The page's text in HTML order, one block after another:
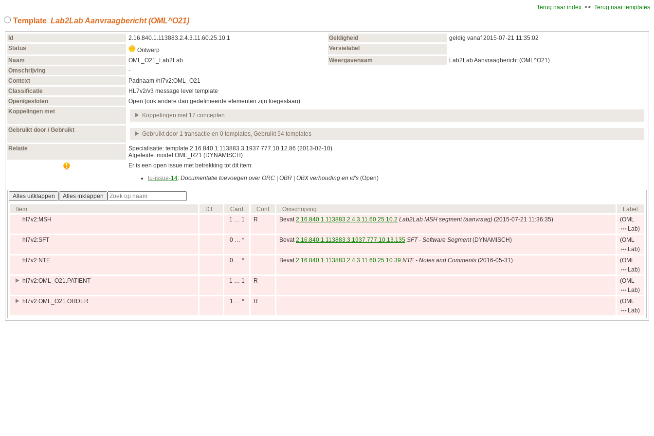
Terug naar index << Terug naar templates
Template Lab2Lab Aanvraagbericht (OML^O21)
Id 2.16.840.1.113883.2.4.3.11.60.25.10.1 Geldigheid
geldig vanaf 2015‑07‑21 11:35:02
Status
Ontwerp
Versielabel
Naam
OML_O21_Lab2Lab Weergavenaam
Lab2Lab Aanvraagbericht (OML^O21)
Omschrijving
-
Context
Padnaam /hl7v2:OML_O21
Classificatie
HL7v2/v3 message level template
Open/gesloten
Open (ook andere dan gedefinieerde elementen zijn toegestaan)
Koppelingen met
Koppelingen met 17 concepten
Gebruikt door / Gebruikt
Gebruikt door 1 transactie en 0 templates, Gebruikt 54 templates
Relatie Specialisatie: template 2.16.840.1.113883.3.1937.777.10.12.86 (2013‑02‑10)
Afgeleide: model OML_R21 (DYNAMISCH)
Er is een open issue met betrekking tot dit item:
lu-issue-14: Documentatie toevoegen over ORC | OBR | OBX verhouding en id's (Open)
Alles uitklappen
Alles inklappen
Item
DT Card Conf Omschrijving
Label
hl7v2:MSH
1 … 1 R Bevat2.16.840.1.113883.2.4.3.11.60.25.10.2 Lab2Lab MSH segment (aanvraag) (2015‑07‑21 11:36:35)
(OML
Lab)
hl7v2:SFT
0 … * Bevat2.16.840.1.113883.3.1937.777.10.13.135 SFT - Software Segment(DYNAMISCH)
(OML
Lab)
hl7v2:NTE
0 … * Bevat2.16.840.1.113883.2.4.3.11.60.25.10.39 NTE - Notes and Comments (2016‑05‑31)
(OML
Lab)
hl7v2:OML_O21.PATIENT
1 … 1 R
(OML
Lab)
hl7v2:OML_O21.ORDER
1 … * R
(OML
Lab)